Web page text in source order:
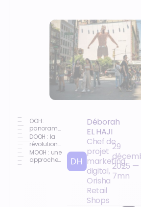
OOH :
panorama
complet
de la
publicité
extérieure
DOOH : la
révolution
numérique
en extérieur
MOOH : une
approche
Déborah
EL HAJI
Chef de
projet
marketing
digital,
Orisha
Retail
Shops
29
2025 —
7mn